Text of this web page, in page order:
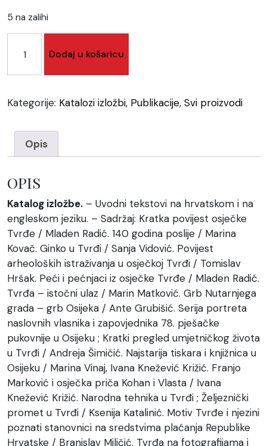
5 na zalihi
izložbe
Osijeku"
Dodaj u košaricu
Kategorije: Katalozi izložbi, Publikacije, Svi proizvodi
Opis
OPIS
Katalog izložbe. – Uvodni tekstovi na hrvatskom i na
engleskom jeziku. – Sadržaj: Kratka povijest osječke
Tvrđe / Mladen Radić. 140 godina poslije / Marina
Kovač. Ginko u Tvrđi / Sanja Vidović. Povijest
arheoloških istraživanja u osječkoj Tvrđi / Tomislav
Hršak. Peći i pećnjaci iz osječke Tvrđe / Mladen Radić.
Tvrđa – istočni ulaz / Marin Matković. Grb Nutarnjega
grada – grb Osijeka / Ante Grubišić. Serija portreta
naslovnih vlasnika i zapovjednika 78. pješačke
pukovnije u Osijeku ; Kratki pregled umjetničkog života
u Tvrđi / Andreja Šimičić. Najstarija tiskara i knjižnica u
Osijeku / Marina Vinaj, Ivana Knežević Križić. Franjo
Marković i osječka priča Kohan i Vlasta / Ivana
Knežević Križić. Narodna tehnika u Tvrđi ; Željeznički
promet u Tvrđi / Ksenija Katalinić. Motiv Tvrđe i njezini
poznati stanovnici na sredstvima plaćanja Republike
Hrvatske / Branislav Miličić. Tvrđa na fotografijama i